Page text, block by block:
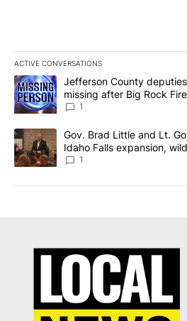
ACTIVE CONVERSATIONS
The following is a list of the most
A trending article titled "Jefferson
Jefferson County
missing after Big Rock
News 8
1
A trending article titled "Gov. Brad
Gov. Brad Little and Lt.
Idaho Falls expansion,
Local News 8
1